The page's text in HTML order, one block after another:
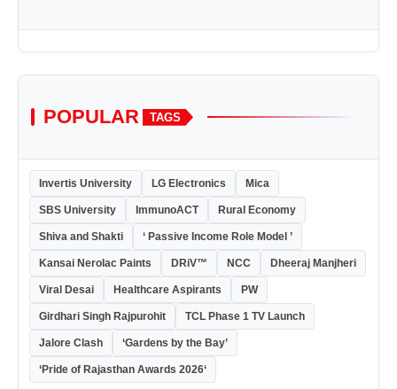
POPULAR TAGS
Invertis University LG Electronics Mica
SBS University ImmunoACT Rural Economy
Shiva and Shakti ‘ Passive Income Role Model ’
Kansai Nerolac Paints DRiV™ NCC Dheeraj Manjheri
Viral Desai Healthcare Aspirants PW
Girdhari Singh Rajpurohit TCL Phase 1 TV Launch
Jalore Clash ‘Gardens by the Bay’
‘Pride of Rajasthan Awards 2026‘